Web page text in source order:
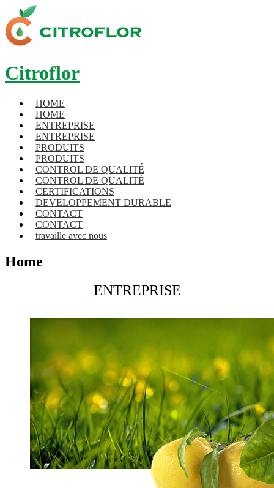
Citroflor
HOME
HOME
ENTREPRISE
ENTREPRISE
PRODUITS
PRODUITS
CONTROL DE QUALITÉ
CONTROL DE QUALITÉ
CERTIFICATIONS
DEVELOPPEMENT DURABLE
CONTACT
CONTACT
travaille avec nous
Home
ENTREPRISE